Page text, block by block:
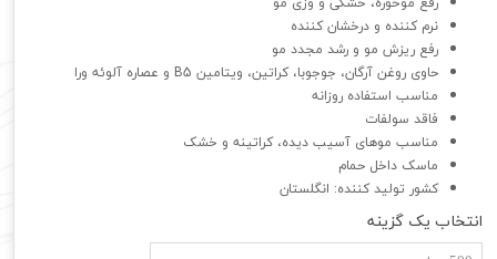
نرم کننده و درخشان کننده
رفع ریزش مو و رشد مجدد مو
حاوی روغن آرگان، جوجوبا، کراتین، ویتامین B5 و عصاره آلوئه ورا
مناسب استفاده روزانه
فاقد سولفات
مناسب موهای آسیب دیده، کراتینه و خشک
ماسک داخل حمام
کشور تولید کننده: انگلستان
انتخاب یک گزینه